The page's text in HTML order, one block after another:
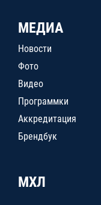
МЕДИА
Новости
Фото
Видео
Программки
Аккредитация
Брендбук
МХЛ